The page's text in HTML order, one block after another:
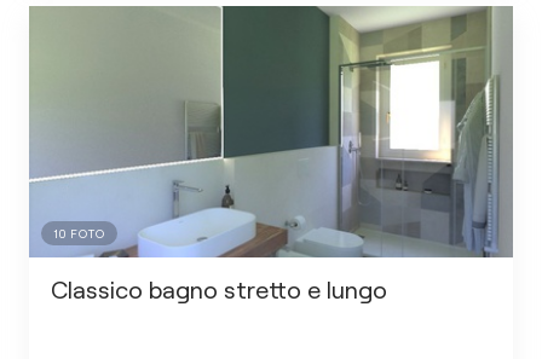
10 FOTO
Classico bagno stretto e lungo